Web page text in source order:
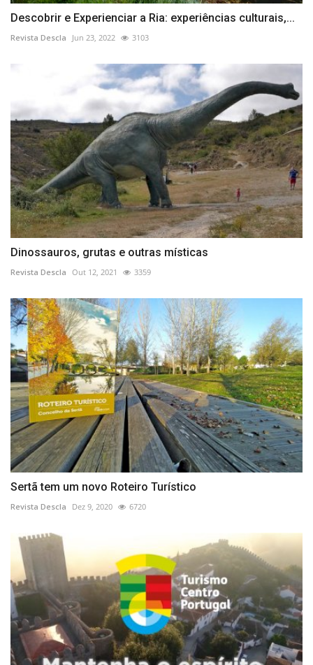
Descobrir e Experienciar a Ria: experiências culturais,...
Revista Descla Jun 23, 2022 3103
Dinossauros, grutas e outras místicas
Revista Descla Out 12, 2021 3359
Sertã tem um novo Roteiro Turístico
Revista Descla Dez 9, 2020 6720